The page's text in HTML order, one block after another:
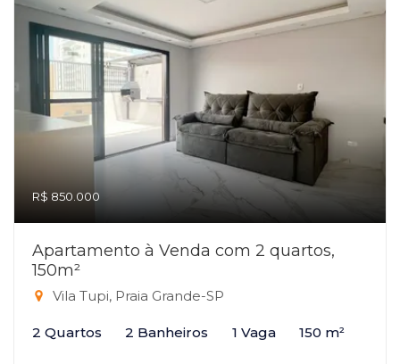
R$ 850.000
Apartamento à Venda com 2 quartos,
150m²
Vila Tupi, Praia Grande-SP
2 Quartos 2 Banheiros 1 Vaga 150 m²